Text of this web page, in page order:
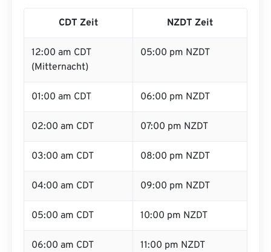
CDT Zeit NZDT Zeit
12:00 am CDT
(Mitternacht)
05:00 pm NZDT
01:00 am CDT 06:00 pm NZDT
02:00 am CDT 07:00 pm NZDT
03:00 am CDT 08:00 pm NZDT
04:00 am CDT 09:00 pm NZDT
05:00 am CDT 10:00 pm NZDT
06:00 am CDT 11:00 pm NZDT